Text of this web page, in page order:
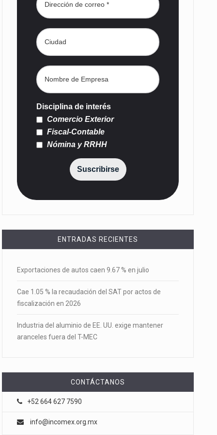
Disciplina de interés
Comercio Exterior
Fiscal-Contable
Nómina y RRHH
Suscribirse
ENTRADAS RECIENTES
Exportaciones de autos caen 9.67 % en julio
Cae 1.05 % la recaudación del SAT por actos de
fiscalización en 2026
Industria del aluminio de EE. UU. exige mantener
aranceles fuera del T-MEC
CONTÁCTANOS
+52 664 627 7590
info@incomex.org.mx